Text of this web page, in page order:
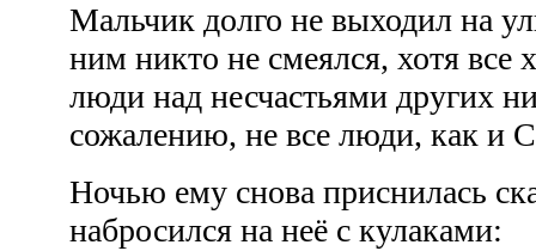
Мальчик долго не выходил на
ним никто не смеялся, хотя
люди над несчастьями других
сожалению, не все люди, как и
Ночью ему снова приснилась
набросился на неё с кулаками: